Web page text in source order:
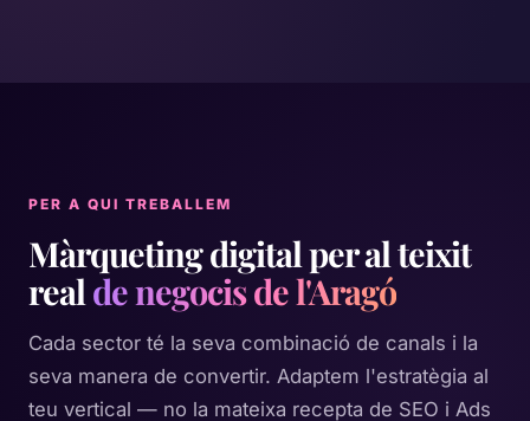
PER A QUI TREBALLEM
Màrqueting digital per al teixit
real de negocis de l'Aragó
Cada sector té la seva combinació de canals i la
seva manera de convertir. Adaptem l'estratègia al
teu vertical — no la mateixa recepta de SEO i Ads